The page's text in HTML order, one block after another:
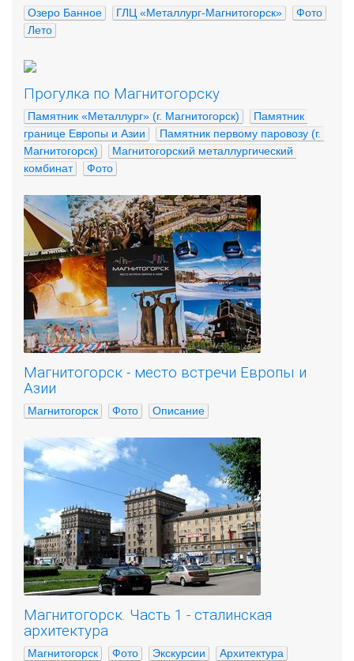
Озеро Банное ГЛЦ «Металлург-Магнитогорск»
Фото
Лето
Прогулка по Магнитогорску
Памятник «Металлург» (г. Магнитогорск)
Памятник
границе Европы и Азии
Памятник первому паровозу (г.
Магнитогорск)
Магнитогорский металлургический
комбинат
Фото
Магнитогорск - место встречи Европы и
Азии
Магнитогорск Фото Описание
Магнитогорск. Часть 1 - сталинская
архитектура
Магнитогорск Фото Экскурсии Архитектура